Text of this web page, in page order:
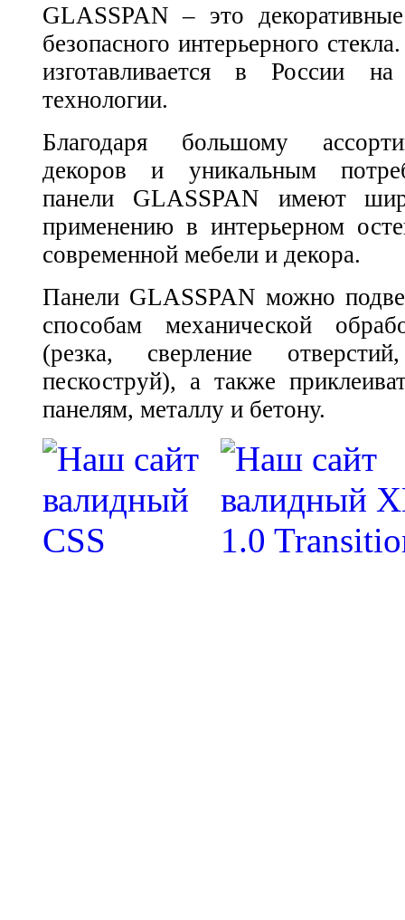
GLASSPAN – это
безопасного интерьерного
изготавливается в России
технологии.
Благодаря большому
декоров и уникальным
панели GLASSPAN имеют
применению в интерьерном
современной мебели и декора.
Панели GLASSPAN можно
способам механической
(резка, сверление
пескоструй), а также
панелям, металлу и бетону.